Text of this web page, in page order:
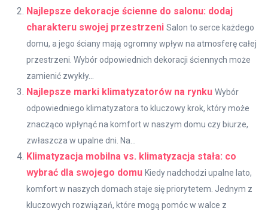
Najlepsze dekoracje ścienne do salonu: dodaj
charakteru swojej przestrzeni Salon to serce każdego
domu, a jego ściany mają ogromny wpływ na atmosferę całej
przestrzeni. Wybór odpowiednich dekoracji ściennych może
zamienić zwykły...
Najlepsze marki klimatyzatorów na rynku Wybór
odpowiedniego klimatyzatora to kluczowy krok, który może
znacząco wpłynąć na komfort w naszym domu czy biurze,
zwłaszcza w upalne dni. Na...
Klimatyzacja mobilna vs. klimatyzacja stała: co
wybrać dla swojego domu Kiedy nadchodzi upalne lato,
komfort w naszych domach staje się priorytetem. Jednym z
kluczowych rozwiązań, które mogą pomóc w walce z